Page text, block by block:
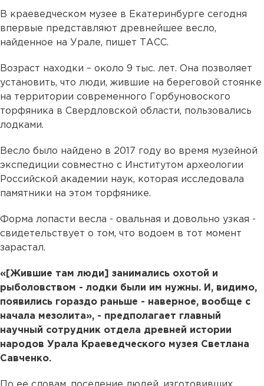
В краеведческом музее в Екатеринбурге сегодня
впервые представляют древнейшее весло,
найденное на Урале, пишет ТАСС.
Возраст находки – около 9 тыс. лет. Она позволяет
установить, что люди, жившие на береговой стоянке
на территории современного Горбуновоского
торфяника в Свердловской области, пользовались
лодками.
Весло было найдено в 2017 году во время музейной
экспедиции совместно с Институтом археологии
Российской академии наук, которая исследовала
памятники на этом торфянике.
Форма лопасти весла - овальная и довольно узкая -
свидетельствует о том, что водоем в тот момент
зарастал.
«[Жившие там люди] занимались охотой и
рыболовством - лодки были им нужны. И, видимо,
появились гораздо раньше - наверное, вообще с
начала мезолита», - предполагает главный
научный сотрудник отдела древней истории
народов Урала Краеведческого музея Светлана
Савченко.